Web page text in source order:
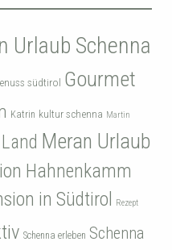
Urlaub Schenna
südtirol Gourmet
Katrin kultur schenna Martin
Meran Urlaub
Hahnenkamm
in Südtirol Rezept
Schenna erleben Schenna